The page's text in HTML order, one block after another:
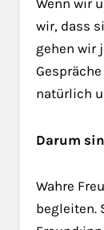
wir, dass
gehen wir
natürlich
Darum
Wahre
begleiten.